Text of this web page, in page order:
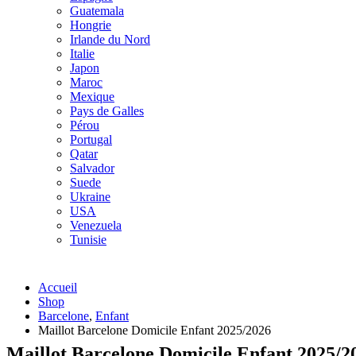
Guatemala
Hongrie
Irlande du Nord
Italie
Japon
Maroc
Mexique
Pays de Galles
Pérou
Portugal
Qatar
Salvador
Suede
Ukraine
USA
Venezuela
Tunisie
Accueil
Shop
Barcelone, Enfant
Maillot Barcelone Domicile Enfant 2025/2026